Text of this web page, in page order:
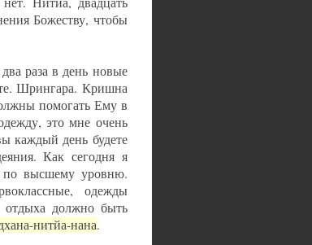
Божеству, чтобы
раза в день новые
Шрингара. Кришна
помогать Ему в
это мне очень
каждый день будете
Как сегодня я
по высшему уровню.
одежды
должно быть
нитйа-нана.